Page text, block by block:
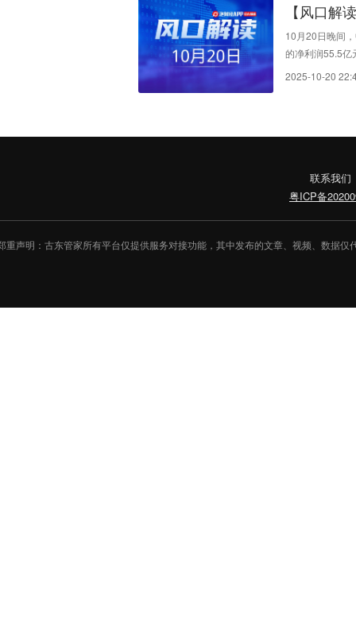
【风口解
展态势良好
10月20日晚间
的净利润55.5亿
30%至
2025-10-20
联系我们
粤ICP备
重声明：古东管家所有平台仅提供服务对接功能，其中发布的文章、视频、数据